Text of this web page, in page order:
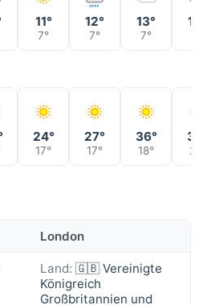
11°
7°
12°
7°
13°
7°
13°
24°
17°
27°
17°
36°
18° 21°
London
Land: 🇬🇧 Vereinigte
Königreich
Großbritannien und